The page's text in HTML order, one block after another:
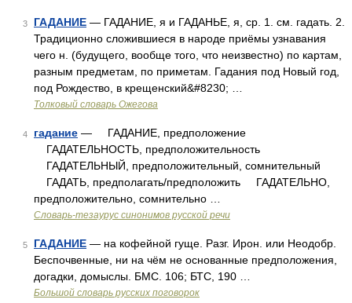
3 ГАДАНИЕ — ГАДАНИЕ, я и ГАДАНЬЕ, я, ср. 1. см. гадать. 2.
Традиционно сложившиеся в народе приёмы узнавания
чего н. (будущего, вообще того, что неизвестно) по картам,
разным предметам, по приметам. Гадания под Новый год,
под Рождество, в крещенский&#8230; …
Толковый словарь Ожегова
4 гадание — ГАДАНИЕ, предположение
ГАДАТЕЛЬНОСТЬ, предположительность
ГАДАТЕЛЬНЫЙ, предположительный, сомнительный
ГАДАТЬ, предполагать/предположить ГАДАТЕЛЬНО,
предположительно, сомнительно …
Словарь-тезаурус синонимов русской речи
5 ГАДАНИЕ — на кофейной гуще. Разг. Ирон. или Неодобр.
Беспочвенные, ни на чём не основанные предположения,
догадки, домыслы. БМС. 106; БТС, 190 …
Большой словарь русских поговорок